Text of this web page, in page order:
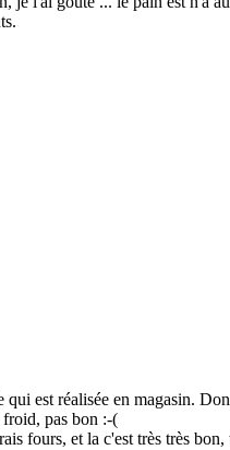
est réalisée en magasin.
froid, pas bon :-(
fours, et la c'est très très